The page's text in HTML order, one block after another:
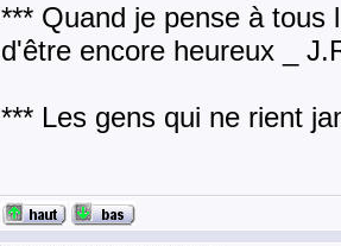
*** Quand je pense à tous
d'être encore heureux _
*** Les gens qui ne rient